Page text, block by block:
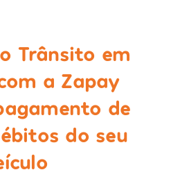
Trânsito em
a Zapay
de
do seu